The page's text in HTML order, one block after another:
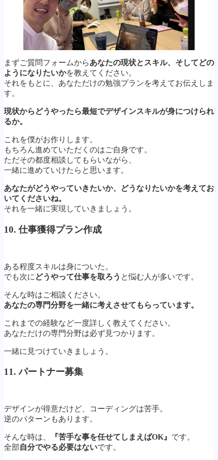
まずご質問フォームからあなたの現状とスキル、そしてどの
ようになりたいかを教えてください。
それをもとに、あなただけの勉強プランを考えてお伝えしま
す。
現状からどうやったら最短でデザインスキルが身につけられ
るか。
これを僕がお作りします。
もちろん進めていただくのはご自身です。
ただその都度相談してもらいながら、
一緒に進めていけたらと思います。
あなたがどうやっていきたいか、どうなりたいかを考えてお
いてくださいね。
それを一緒に実現していきましょう。
10. 仕事獲得プラン作成
ある程度スキルは身についた。
でも次に どうやって仕事を取ろう と悩む人が多いです。
そんな時はご相談ください。
あなたの専門分野を一緒に考えさせてもらっています。
これまでの経験など一度詳しく教えてください。
あなただけの専門分野は必ず見つかります。
一緒に見つけていきましょう。
11. パートナー募集
デザインが得意だけど、コーディングは苦手。
逆のパターンもあります。
そんな時は、 『苦手な事を任せてしまえばOK』 です。
全部自分でやる必要はないです。